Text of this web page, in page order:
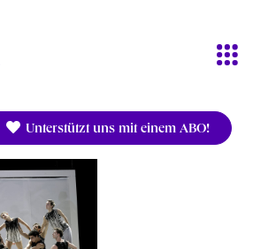
Unterstützt uns mit einem ABO!